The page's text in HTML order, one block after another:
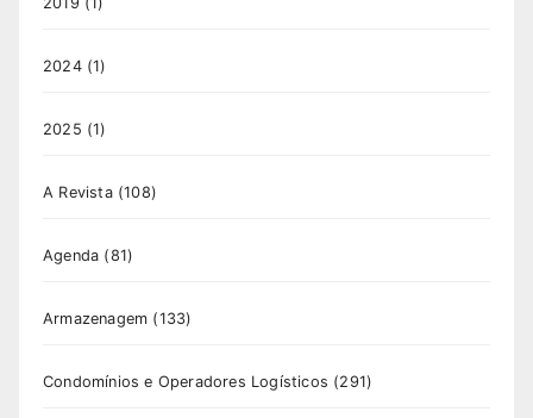
2024(1)
2025 (1)
A Revista(108)
Agenda (81)
Armazenagem (133)
Condomínios e Operadores Logísticos (291)